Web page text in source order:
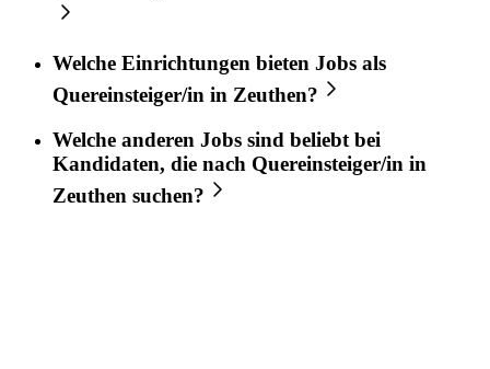
Welche Einrichtungen bieten Jobs als
Quereinsteiger/in in Zeuthen?
Welche anderen Jobs sind beliebt bei
Kandidaten, die nach Quereinsteiger/in in
Zeuthen suchen?